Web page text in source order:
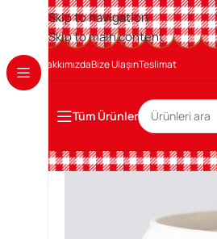
Skip to navigation
Skip to main content
HakkımızdaBize UlaşınTeslimat
Tüm Ürünler